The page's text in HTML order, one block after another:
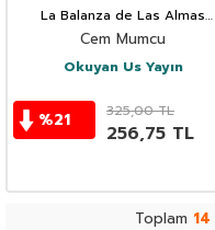
La Balanza de Las Almas
Sensibles
Cem Mumcu
Okuyan Us Yayın
%21 325,00TL
256,75 TL
Toplam 14